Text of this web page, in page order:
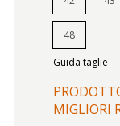
48
Guida taglie
MIGLIORI